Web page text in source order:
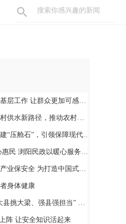
层工作 让群众更加可感可及
路径，推动农村安全饮水提质升级
舱石”，引领保障现代化建设新征程
浏阳民政以暖心服务书写惠民答卷
为打造中国式现代化县域示范作出更大贡献
身体健康
强县强担当” 保持定力真抓实干奋发作为
阵 让安全知识活起来